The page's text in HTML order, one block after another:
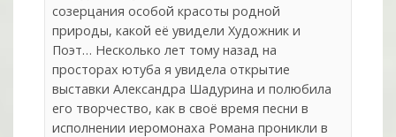
созерцания особой красоты родной
природы, какой её увидели Художник и
Поэт… Несколько лет тому назад на
просторах ютуба я увидела открытие
выставки Александра Шадурина и полюбила
его творчество, как в своё время песни в
исполнении иеромонаха Романа проникли в